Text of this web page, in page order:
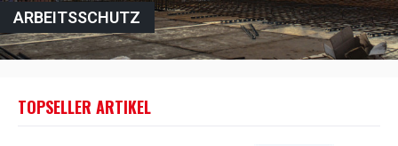
ARBEITSSCHUTZ
TOPSELLER ARTIKEL